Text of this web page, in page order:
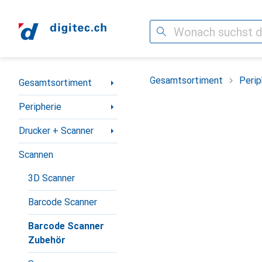
Suche
Navigation nach Kategorien
Gesamtsortiment
Peripherie
Drucker + Scanner
Scannen
3D Scanner
Barcode Scanner
Barcode Scanner
Zubehör
Gesamtsortiment